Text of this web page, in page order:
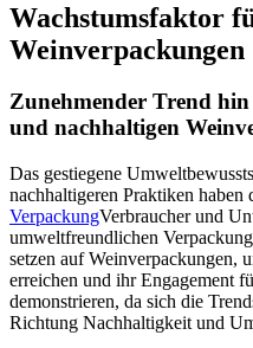
Wachstumsfaktor
Weinverpackungen
Zunehmender Trend
und nachhaltigen
Das gestiegene
nachhaltigeren Praktiken haben
VerpackungVerbraucher und
umweltfreundlichen
setzen auf Weinverpackungen,
erreichen und ihr Engagement
demonstrieren, da sich die
Richtung Nachhaltigkeit und